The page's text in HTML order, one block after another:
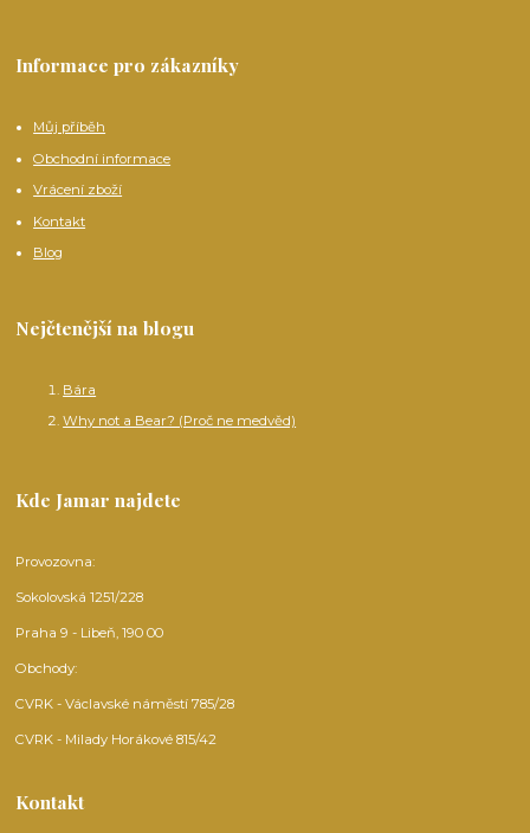
Informace pro zákazníky
Můj příběh
Obchodní informace
Vrácení zboží
Kontakt
Blog
Nejčtenější na blogu
Bára
Why not a Bear? (Proč ne medvěd)
Kde Jamar najdete
Provozovna:
Sokolovská 1251/228
Praha 9 - Libeň, 190 00
Obchody:
CVRK - Václavské náměstí 785/28
CVRK - Milady Horákové 815/42
Kontakt